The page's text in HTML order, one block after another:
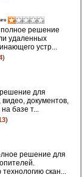
полное решение
удаленных
устр...
)
для
документов,
базе т...
)
решение для
скан...